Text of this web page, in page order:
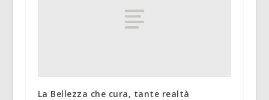
La Bellezza che cura, tante realtà